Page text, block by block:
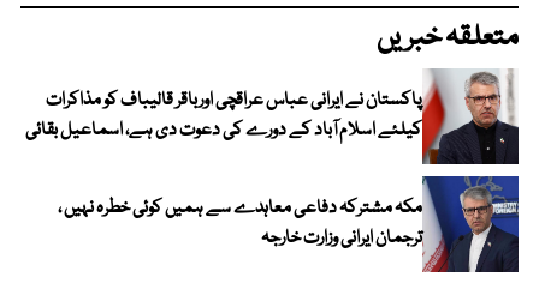
متعلقہ خبریں
پاکستان نے ایرانی عباس عراقچی اورباقر قالیباف کو مذاکرات
کیلئے اسلام آباد کے دورے کی دعوت دی ہے، اسماعیل بقائی
مکہ مشترکہ دفاعی معاہدے سے ہمیں کوئی خطرہ نہیں ،
ترجمان ایرانی وزارت خارجہ